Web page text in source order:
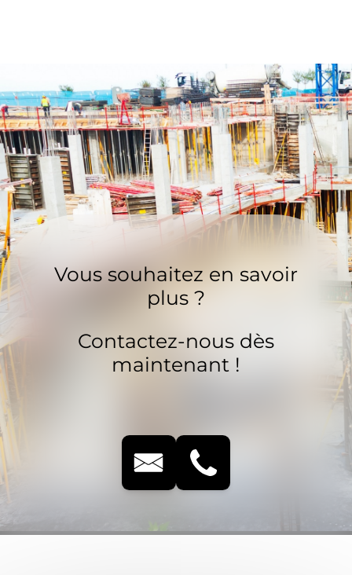
Vous souhaitez en savoir
plus ?
Contactez-nous dès
maintenant !